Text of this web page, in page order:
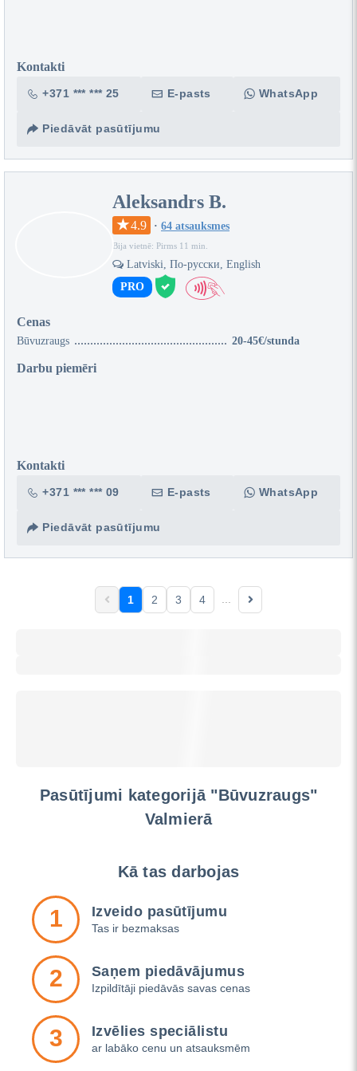
Kontakti
+371 *** *** 25 E-pasts WhatsApp
Piedāvāt pasūtījumu
Aleksandrs B.
4.9 · 64 atsauksmes
Bija vietnē: Pirms 11 min.
Latviski, По-русски, English
PRO
Cenas
Būvuzraugs 20-45€/stunda
Darbu piemēri
Kontakti
+371 *** *** 09 E-pasts WhatsApp
Piedāvāt pasūtījumu
1 2 3 4
Pasūtījumi kategorijā "Būvuzraugs"
Valmierā
Kā tas darbojas
1 Izveido pasūtījumu
Tas ir bezmaksas
2 Saņem piedāvājumus
Izpildītāji piedāvās savas cenas
3 Izvēlies speciālistu
ar labāko cenu un atsauksmēm